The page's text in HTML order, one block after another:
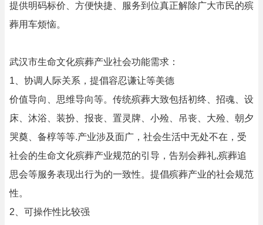
提供明码标价、方便快捷、服务到位真正解除广大市民的殡
葬用车烦恼。
武汉市生命文化殡葬产业社会功能需求：
1、协调人际关系，提倡容忍谦让等美德
价值导向、思维导向等。传统殡葬大致包括初终、招魂、设
床、沐浴、装扮、报丧、置灵牌、小殓、吊丧、大殓、朝夕
哭奠、备椁等等.产业涉及面广，社会生活中无处不在，受
社会的生命文化殡葬产业规范的引导，告别会葬礼,殡葬追
思会等服务表现出行为的一致性。提倡殡葬产业的社会规范
性。
2、可操作性比较强